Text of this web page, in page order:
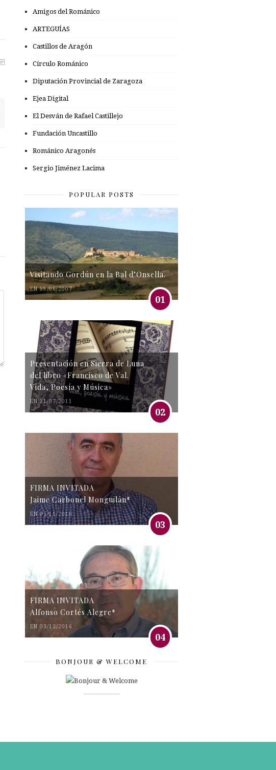
Amigos del Románico
ARTEGUÍAS
Castillos de Aragón
Círculo Románico
Diputación Provincial de Zaragoza
Ejea Digital
El Desván de Rafael Castillejo
Fundación Uncastillo
Románico Aragonés
Sergio Jiménez Lacima
POPULAR POSTS
Visitando Gordún en la Bal d’Onsella.
EN 19/06/2007
01
Presentación en Sierra de Luna
del libro «Francisco de Val.
Vida, Poesía y Música»
EN 31/07/2011
02
FIRMA INVITADA
Jaime Carbonel Monguilán*
EN 05/11/2016
03
FIRMA INVITADA
Alfonso Cortés Alegre*
EN 03/12/2016
04
BONJOUR & WELCOME